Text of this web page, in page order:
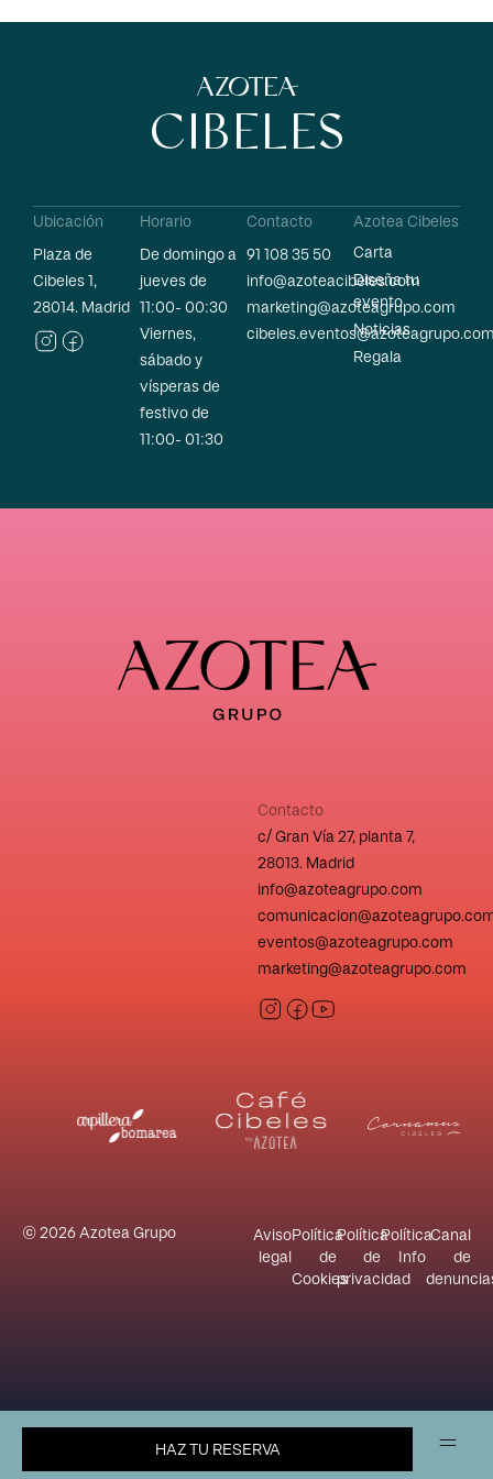
HAZ TU RESERVA
Ubicación
Plaza de
Cibeles 1,
28014. Madrid
Horario
De domingo a
jueves de
11:00- 00:30
Viernes,
sábado y
vísperas de
festivo de
11:00- 01:30
Contacto
91 108 35 50
info@azoteacibeles.com
marketing@azoteagrupo.com
Azotea Cibeles
Carta
Diseña tu
evento
Noticias
Regala
Contacto
c/ Gran Vía 27, planta 7,
28013. Madrid
info@azoteagrupo.com
eventos@azoteagrupo.com
marketing@azoteagrupo.com
© 2026 Azotea Grupo
Aviso
legal
Política
de
Cookies
Política
de
privacidad
Política
Info
Canal
de